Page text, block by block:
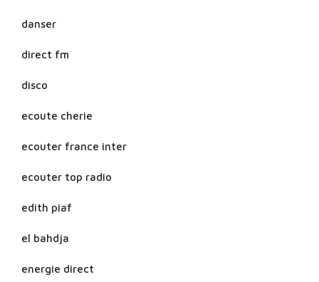
danser
direct fm
disco
ecoute cherie
ecouter france inter
ecouter top radio
edith piaf
el bahdja
energie direct